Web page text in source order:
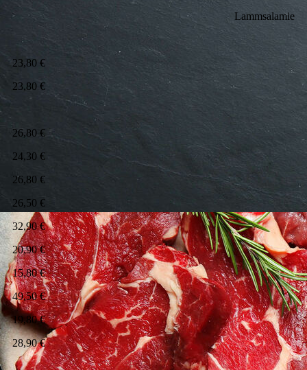
Lammsalamie
23,80 €
23,80 €
26,80 €
24,30 €
26,80 €
26,50 €
32,90 €
20,90 €
15,80 €
49,50 €
19,80 €
28,90 €